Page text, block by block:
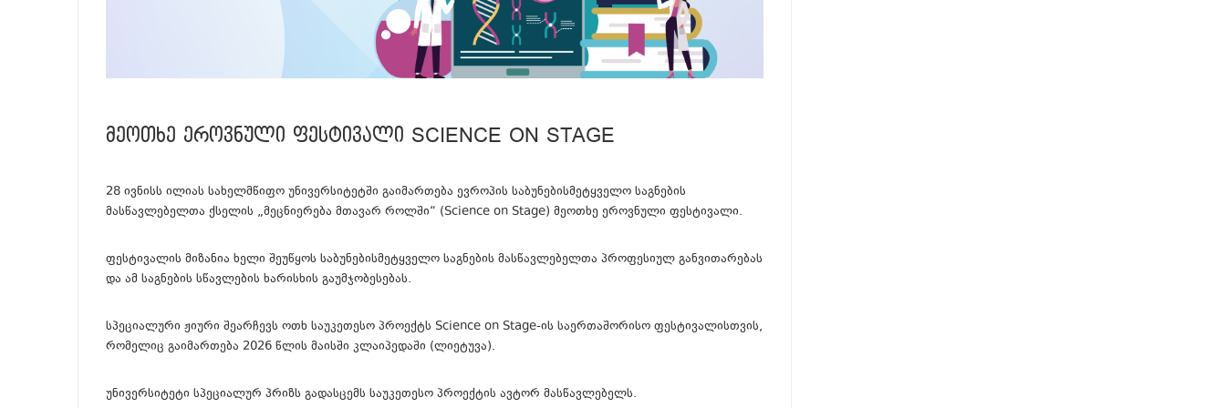
ᲛᲔᲝᲗᲮᲔ ᲔᲠᲝᲕᲜᲣᲚᲘ ᲤᲔᲡᲢᲘᲕᲐᲚᲘ SCIENCE ON STAGE
28 ივნისს ილიას სახელმწიფო უნივერსიტეტში გაიმართება ევროპის საბუნებისმეტყველო საგნების
მასწავლებელთა ქსელის „მეცნიერება მთავარ როლში“ (Science on Stage) მეოთხე ეროვნული ფესტივალი.
ფესტივალის მიზანია ხელი შეუწყოს საბუნებისმეტყველო საგნების მასწავლებელთა პროფესიულ განვითარებას
და ამ საგნების სწავლების ხარისხის გაუმჯობესებას.
სპეციალური ჟიური შეარჩევს ოთხ საუკეთესო პროექტს Science on Stage-ის საერთაშორისო ფესტივალისთვის,
რომელიც გაიმართება 2026 წლის მაისში კლაიპედაში (ლიეტუვა).
უნივერსიტეტი სპეციალურ პრიზს გადასცემს საუკეთესო პროექტის ავტორ მასწავლებელს.